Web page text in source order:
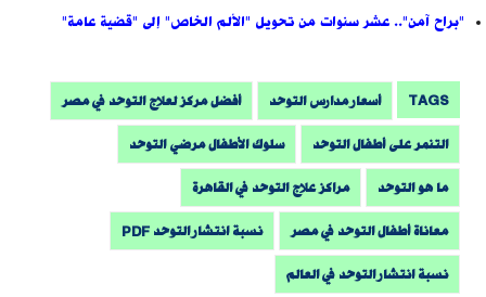
"براح آمن".. عشر سنوات من تحويل "الألم الخاص" إلى "قضية عامة"
TAGS أسعار مدارس التوحد أفضل مركز لعلاج التوحد في مصر
التنمر على أطفال التوحد سلوك الأطفال مرضي التوحد
ما هو التوحد مراكز علاج التوحد في القاهرة
معاناة أطفال التوحد في مصر نسبة انتشار التوحد PDF
نسبة انتشار التوحد في العالم